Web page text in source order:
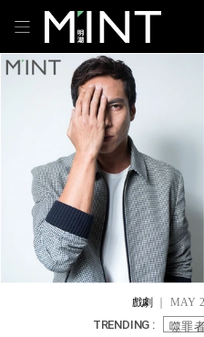
戲劇 ｜ MAY
TRENDING : 噬罪